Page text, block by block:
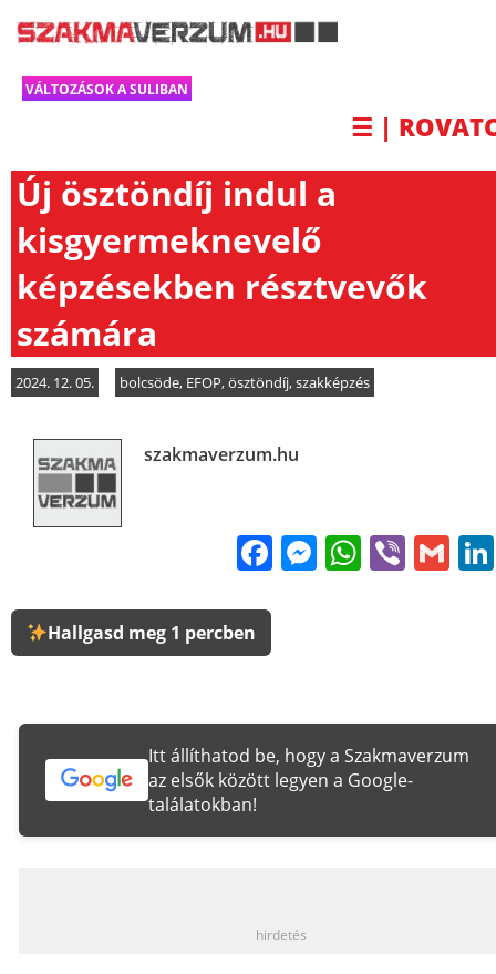
VÁLTOZÁSOK A SULIBAN
☰ |
Új ösztöndíj indul a
kisgyermeknevelő
képzésekben résztvevők
számára
2024. 12. 05. bolcsöde, EFOP,ösztöndíj,szakképzés
szakmaverzum.hu
FacebookViber
Hallgasd meg 1 percben
Itt állíthatod be, hogy a Szakmaverzum
az elsők között legyen a Google-
találatokban!
hirdetés